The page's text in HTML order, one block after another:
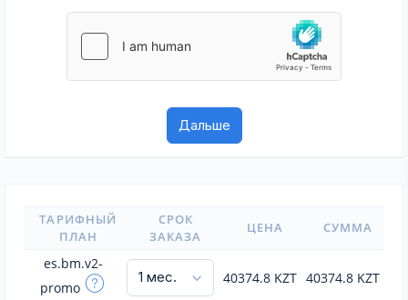
ТАРИФНЫЙ
ПЛАН
СРОК
ЗАКАЗА
ЦЕНА СУММА
es.bm.v2-
promo
40374.8 KZT 40374.8 KZT